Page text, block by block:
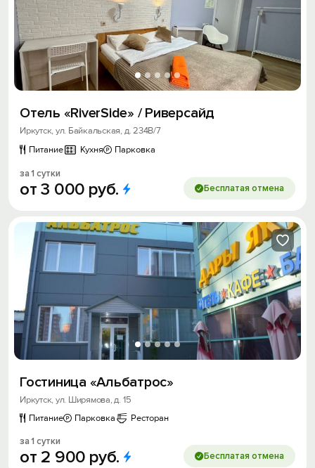
Отель «RiverSide» / Риверсайд
Иркутск, ул. Байкальская, д. 234В/7
Питание
Кухня Парковка
за 1 сутки
от3 000 руб. Бесплатая отмена
Гостиница «Альбатрос»
Иркутск, ул. Ширямова, д. 15
Питание
Парковка Ресторан
за 1 сутки
от 2 900 руб. Бесплатая отмена